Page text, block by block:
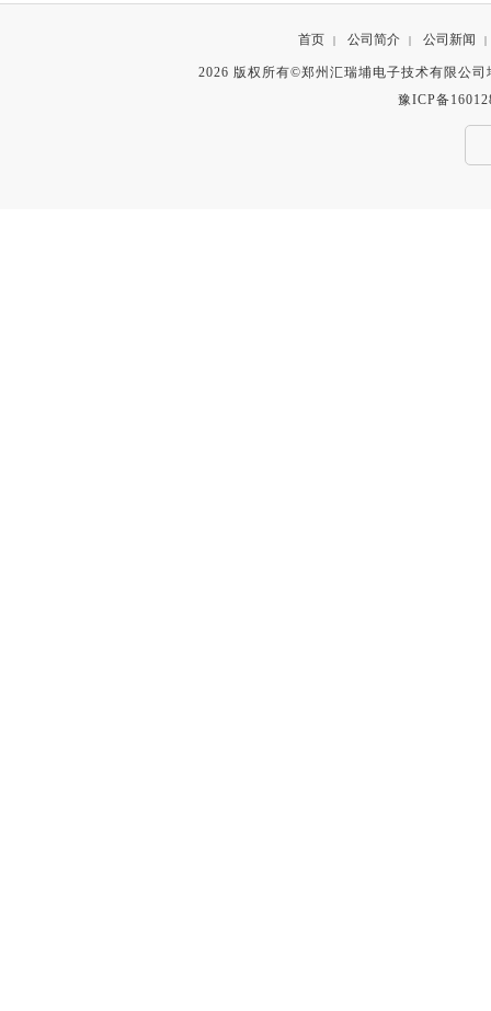
首页 | 公司简介 | 公司新闻 |
2026 版权所有©郑州汇瑞埔电子技术有限公
豫ICP备